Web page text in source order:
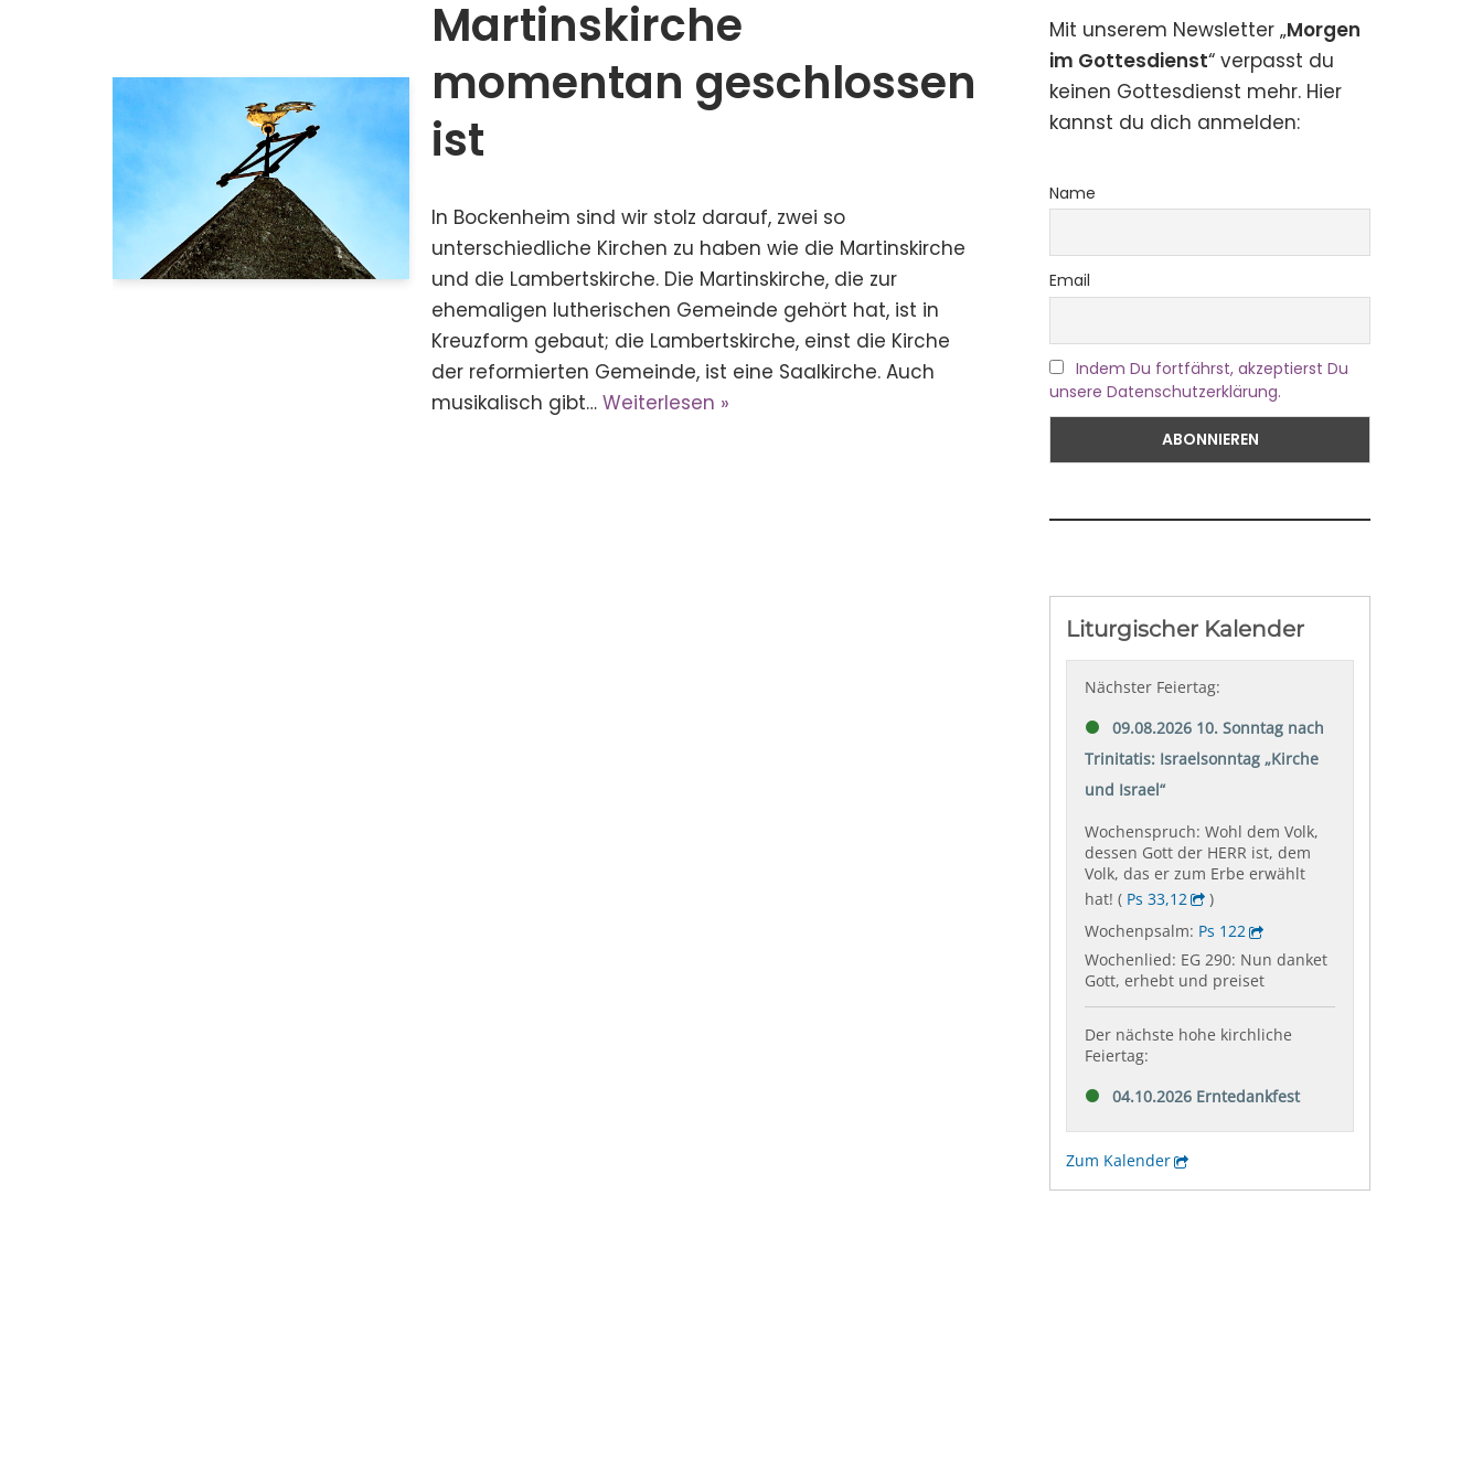
Martinskirche
momentan geschlossen
ist
In Bockenheim sind wir stolz darauf, zwei so
unterschiedliche Kirchen zu haben wie die Martinskirche
und die Lambertskirche. Die Martinskirche, die zur
ehemaligen lutherischen Gemeinde gehört hat, ist in
Kreuzform gebaut; die Lambertskirche, einst die Kirche
der reformierten Gemeinde, ist eine Saalkirche. Auch
musikalisch gibt…Weiterlesen »
Mit unserem Newsletter „Morgen
im Gottesdienst“ verpasst du
keinen Gottesdienst mehr. Hier
kannst du dich anmelden:
Name
Email
Indem Du fortfährst, akzeptierst Du
unsere Datenschutzerklärung.